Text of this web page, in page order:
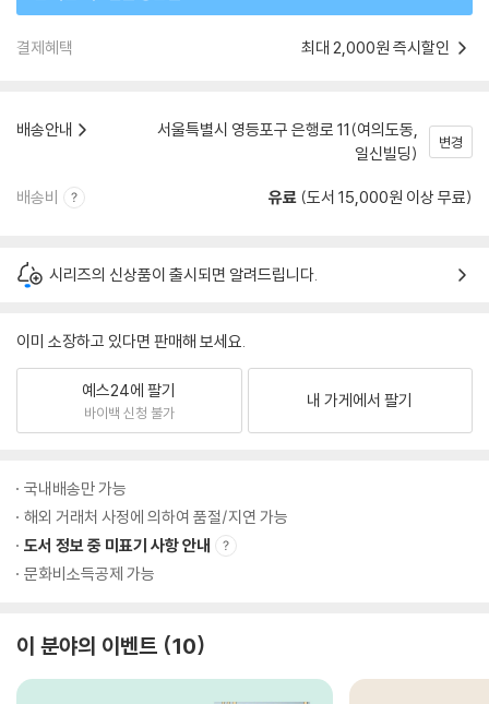
결제혜택 최대 2,000원 즉시할인
배송안내
서울특별시 영등포구 은행로 11(여의도동,
일신빌딩)
변경
배송비 유료 (도서 15,000원 이상 무료)
시리즈의 신상품이 출시되면 알려드립니다.
이미 소장하고 있다면 판매해 보세요.
예스24에 팔기
바이백 신청 불가
내 가게에서 팔기
국내배송만 가능
해외 거래처 사정에 의하여 품절/지연 가능
도서 정보 중 미표기 사항 안내
문화비소득공제 가능
이 분야의 이벤트 10